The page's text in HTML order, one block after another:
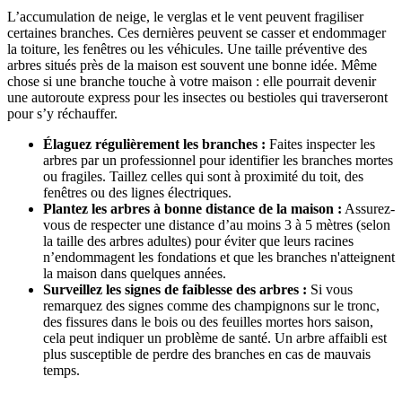
L’accumulation de neige, le verglas et le vent peuvent fragiliser
certaines branches. Ces dernières peuvent se casser et endommager
la toiture, les fenêtres ou les véhicules. Une taille préventive des
arbres situés près de la maison est souvent une bonne idée. Même
chose si une branche touche à votre maison : elle pourrait devenir
une autoroute express pour les insectes ou bestioles qui traverseront
pour s’y réchauffer.
Élaguez régulièrement les branches : Faites inspecter les
arbres par un professionnel pour identifier les branches mortes
ou fragiles. Taillez celles qui sont à proximité du toit, des
fenêtres ou des lignes électriques.
Plantez les arbres à bonne distance de la maison : Assurez-
vous de respecter une distance d’au moins 3 à 5 mètres (selon
la taille des arbres adultes) pour éviter que leurs racines
n’endommagent les fondations et que les branches n'atteignent
la maison dans quelques années.
Surveillez les signes de faiblesse des arbres : Si vous
remarquez des signes comme des champignons sur le tronc,
des fissures dans le bois ou des feuilles mortes hors saison,
cela peut indiquer un problème de santé. Un arbre affaibli est
plus susceptible de perdre des branches en cas de mauvais
temps.